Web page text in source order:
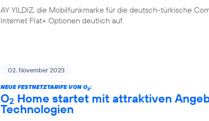
AY YILDIZ, die Mobilfunkmarke für die deutsch-türkische
Internet Flat+ Optionen deutlich auf.
02. November 2023
NEUE FESTNETZTARIFE VON O2:
O2 Home startet mit attraktiven
Technologien